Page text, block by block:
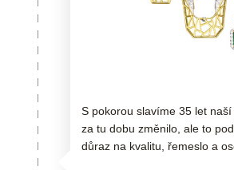
S pokorou slavíme 35 let
za tu dobu změnilo, ale to
důraz na kvalitu, řemeslo a